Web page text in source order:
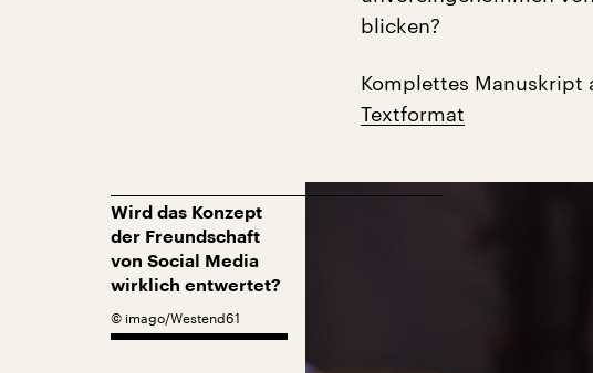
blicken?
Komplettes Manuskript
Textformat
Wird das Konzept
der Freundschaft
von Social Media
wirklich entwertet?
© imago/Westend61